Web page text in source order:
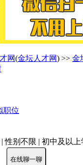
网(金坛人才网) >> 金
职位
性别不限 | 初中及以
在线聊一聊